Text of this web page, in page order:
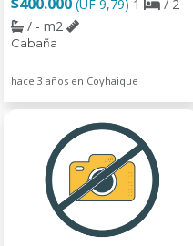
(UF 9,79) 1
/ 2
/ - m2
Cabaña
hace 3 años en Coyhaique